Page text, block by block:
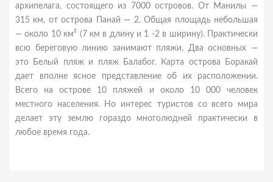
архипелага, состоящего из 7000 островов. От Манилы —
315 км, от острова Панай — 2. Общая площадь небольшая
— около 10 км² (7 км в длину и 1 -2 в ширину). Практически
всю береговую линию занимают пляжи. Два основных —
это Белый пляж и пляж Балабог. Карта острова Боракай
дает вполне ясное представление об их расположении.
Всего на острове 10 пляжей и около 10 000 человек
местного населения. Но интерес туристов со всего мира
делает эту землю гораздо многолюдней практически в
любое время года.